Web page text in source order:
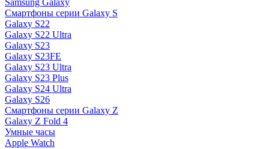
Samsung Galaxy
Смартфоны серии Galaxy S
Galaxy S22
Galaxy S22 Ultra
Galaxy S23
Galaxy S23FE
Galaxy S23 Ultra
Galaxy S23 Plus
Galaxy S24 Ultra
Galaxy S26
Смартфоны серии Galaxy Z
Galaxy Z Fold 4
Умные часы
Apple Watch